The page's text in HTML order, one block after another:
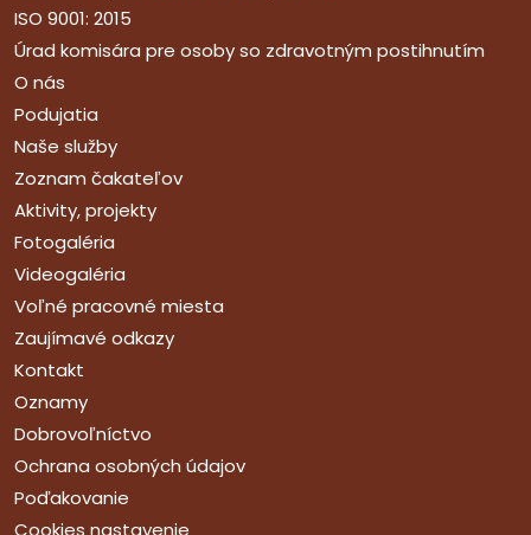
ISO 9001: 2015
Úrad komisára pre osoby so zdravotným postihnutím
O nás
Podujatia
Naše služby
Zoznam čakateľov
Aktivity, projekty
Fotogaléria
Videogaléria
Voľné pracovné miesta
Zaujímavé odkazy
Kontakt
Oznamy
Dobrovoľníctvo
Ochrana osobných údajov
Poďakovanie
Cookies nastavenie